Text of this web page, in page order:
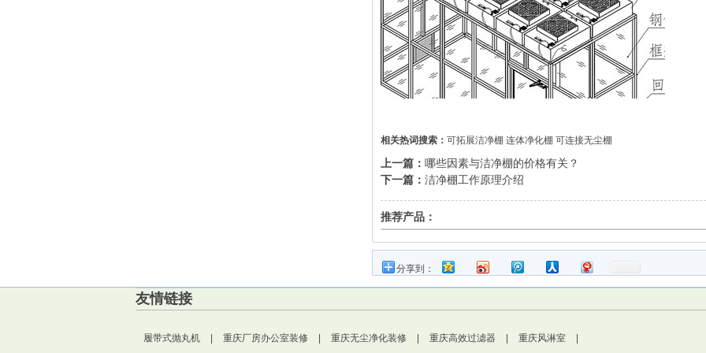
相关热词搜索： 可拓展洁净棚 连体净化棚 可连接无尘棚
上一篇： 哪些因素与洁净棚的价格有关？
下一篇： 洁净棚工作原理介绍
推荐产品：
分享到：
友情链接
履带式抛丸机 重庆厂房办公室装修 重庆无尘净化装修 重庆高效过滤器 重庆风淋室